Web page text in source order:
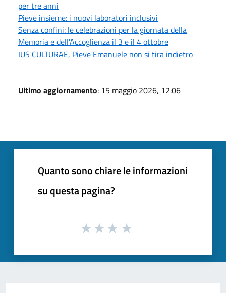
per tre anni
Pieve insieme: i nuovi laboratori inclusivi
Senza confini: le celebrazioni per la giornata della
Memoria e dell'Accoglienza il 3 e il 4 ottobre
IUS CULTURAE, Pieve Emanuele non si tira indietro
Ultimo aggiornamento: 15 maggio 2026, 12:06
Quanto sono chiare le informazioni
su questa pagina?